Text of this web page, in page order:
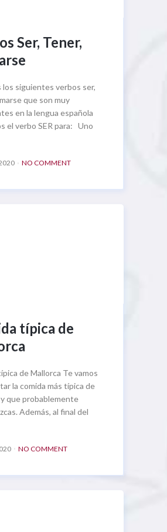
Ser, Tener,
los siguientes verbos ser,
que son muy
en la lengua española
el verbo SER para: Uno
NO COMMENT
típica de
de Mallorca Te vamos
la comida más típica de
que probablemente
Además, al final del
NO COMMENT